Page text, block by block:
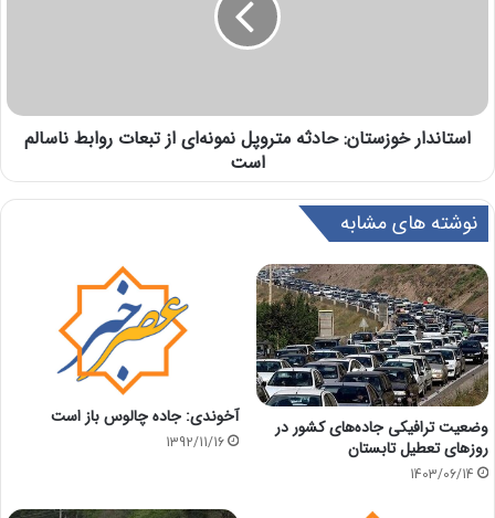
استاندار خوزستان: حادثه متروپل نمونه‌ای از تبعات روابط ناسالم
است
نوشته های مشابه
وضعیت ترافیکی جاده‌های کشور در
روزهای تعطیل تابستان
1403/06/14
آخوندی: جاده چالوس باز است
1392/11/16